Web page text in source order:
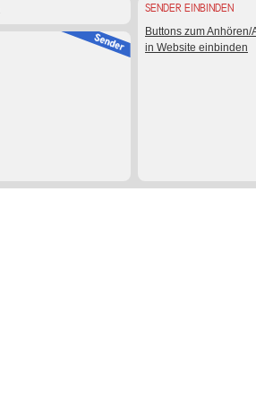
SENDER EINBINDEN
Buttons zum Anhören/
in Website einbinden